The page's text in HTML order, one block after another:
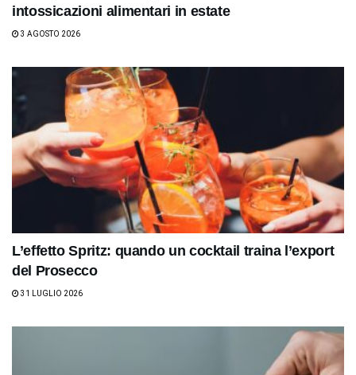
intossicazioni alimentari in estate
3 AGOSTO 2026
L’effetto Spritz: quando un cocktail traina l’export
del Prosecco
31 LUGLIO 2026